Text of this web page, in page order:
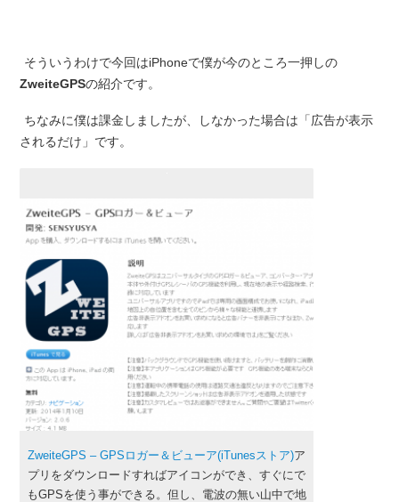
そういうわけで今回はiPhoneで僕が今のところ一押しの
ZweiteGPSの紹介です。
ちなみに僕は課金しましたが、しなかった場合は「広告が表示
されるだけ」です。
ZweiteGPS – GPSロガー＆ビューア(iTunesストア)ア
プリをダウンロードすればアイコンができ、すぐにで
もGPSを使う事ができる。但し、電波の無い山中で地